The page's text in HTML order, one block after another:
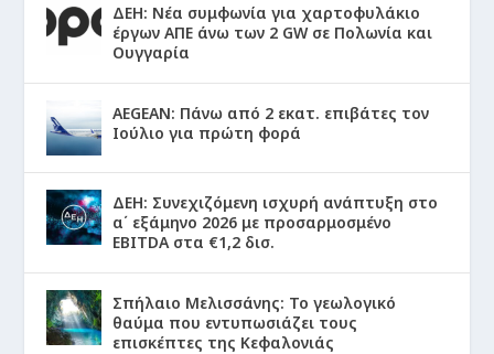
ΔΕΗ: Νέα συμφωνία για χαρτοφυλάκιο
έργων ΑΠΕ άνω των 2 GW σε Πολωνία και
Ουγγαρία
AEGEAN: Πάνω από 2 εκατ. επιβάτες τον
Ιούλιο για πρώτη φορά
ΔΕΗ: Συνεχιζόμενη ισχυρή ανάπτυξη στο
α΄ εξάμηνο 2026 με προσαρμοσμένο
EBITDA στα €1,2 δισ.
Σπήλαιο Μελισσάνης: Το γεωλογικό
θαύμα που εντυπωσιάζει τους
επισκέπτες της Κεφαλονιάς